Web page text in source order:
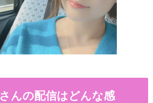
さんの配信はどんな感